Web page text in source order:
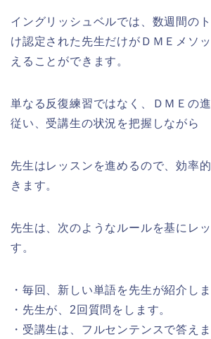
イングリッシュベルでは、数週間の
け認定された先生だけがＤＭＥメソ
えることができます。
単なる反復練習ではなく、ＤＭＥの
従い、受講生の状況を把握しながら
先生はレッスンを進めるので、効率
きます。
先生は、次のようなルールを基にレ
す。
・毎回、新しい単語を先生が紹介しま
・先生が、2回質問をします。
・受講生は、フルセンテンスで答えま